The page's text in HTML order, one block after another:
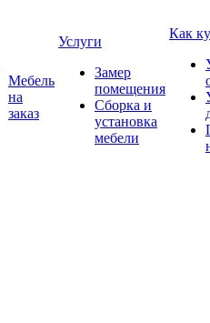
Мебель
на
заказ
Услуги
Замер
помещения
Сборка и
установка
мебели
Как